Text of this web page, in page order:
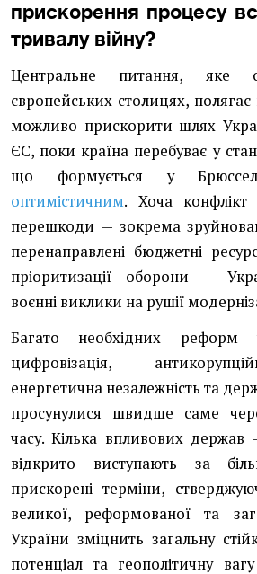
прискорення процесу
тривалу війну?
Центральне питання, яке
європейських столицях,
можливо прискорити шлях
ЄС, поки країна перебуває у
що формується у
оптимістичним. Хоча конфлікт
перешкоди — зокрема
перенаправлені бюджетні
пріоритизації оборони —
воєнні виклики на рушії
Багато необхідних
цифровізація,
енергетична незалежність та
просунулися швидше саме
часу. Кілька впливових держав
відкрито виступають за
прискорені терміни,
великої, реформованої та
України зміцнить загальну
потенціал та геополітичну